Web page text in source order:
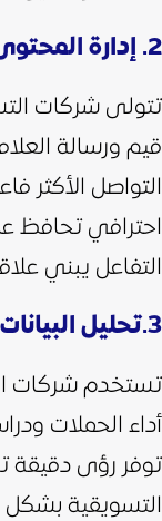
2. إدارة المحتوى وقنوات التواصل
تتولى شركات
قيم ورسالة
التواصل الأكثر
احترافي تحافظ
التفاعل يبني
3.تحليل البيانات وفهم سلوك العملاء
تستخدم شركات
أداء الحملات
توفر رؤى
التسويقية